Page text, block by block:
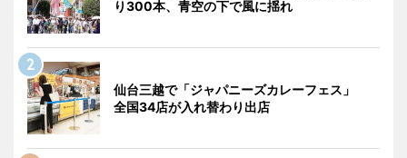
り300本、青空の下で風に揺れ
仙台三越で「ジャパニーズカレーフェス」
全国34店が入れ替わり出店